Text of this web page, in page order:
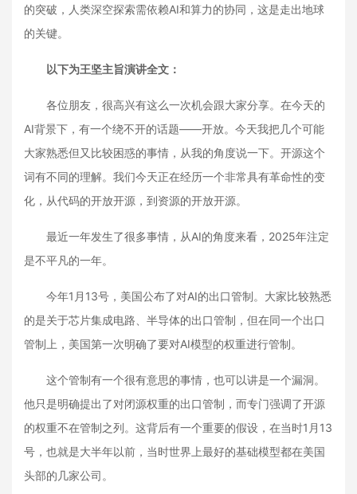
的突破，人类深空探索需依赖AI和算力的协同，这是走出地球
的关键。
以下为王坚主旨演讲全文：
各位朋友，很高兴有这么一次机会跟大家分享。在今天的
AI背景下，有一个绕不开的话题——开放。今天我把几个可能
大家熟悉但又比较困惑的事情，从我的角度说一下。开源这个
词有不同的理解。我们今天正在经历一个非常具有革命性的变
化，从代码的开放开源，到资源的开放开源。
最近一年发生了很多事情，从AI的角度来看，2025年注定
是不平凡的一年。
今年1月13号，美国公布了对AI的出口管制。大家比较熟悉
的是关于芯片集成电路、半导体的出口管制，但在同一个出口
管制上，美国第一次明确了要对AI模型的权重进行管制。
这个管制有一个很有意思的事情，也可以讲是一个漏洞。
他只是明确提出了对闭源权重的出口管制，而专门强调了开源
的权重不在管制之列。这背后有一个重要的假设，在当时1月13
号，也就是大半年以前，当时世界上最好的基础模型都在美国
头部的几家公司。